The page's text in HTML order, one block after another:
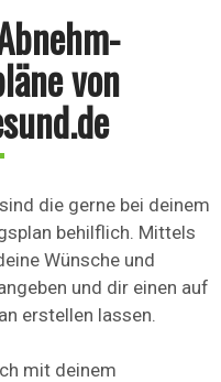
von
die gerne bei deinem
behilflich. Mittels
Wünsche und
und dir einen auf
erstellen lassen.
mit deinem